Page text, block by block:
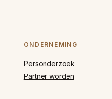
ONDERNEMING
Personderzoek
Partner worden